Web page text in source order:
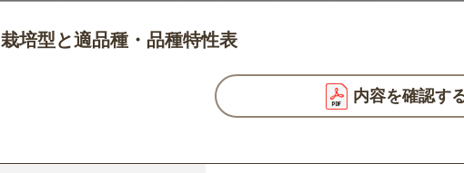
栽培型と適品種・品種特性表
内容を確認す